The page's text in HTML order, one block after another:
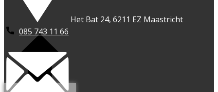
​Het Bat 24, 6211 EZ Maastricht
085 743 11 66